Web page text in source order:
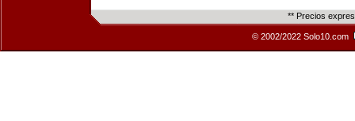
** Precios
© 2002/2022 Solo10.com